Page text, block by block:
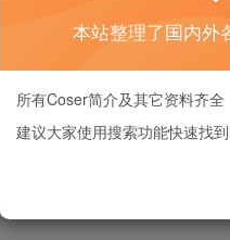
本站整理了国内外
所有Coser简介及其它资料齐全
建议大家使用搜索功能快速找